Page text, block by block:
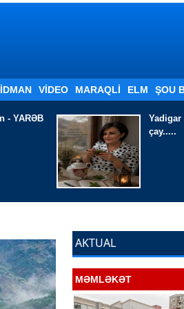
İDMAN VIDEO MARAQLI ELM ŞOU
: -Nanəli
SEVGİ
AKTUAL
MƏMLƏKƏT